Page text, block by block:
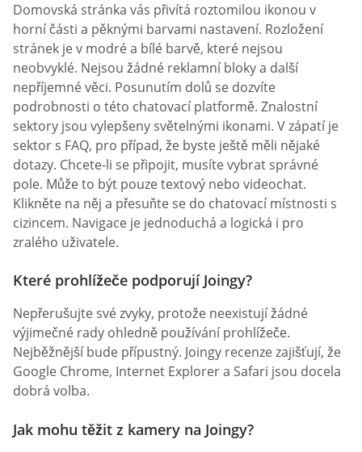
Domovská stránka vás přivítá roztomilou ikonou v
horní části a pěknými barvami nastavení. Rozložení
stránek je v modré a bílé barvě, které nejsou
neobvyklé. Nejsou žádné reklamní bloky a další
nepříjemné věci. Posunutím dolů se dozvíte
podrobnosti o této chatovací platformě. Znalostní
sektory jsou vylepšeny světelnými ikonami. V zápatí je
sektor s FAQ, pro případ, že byste ještě měli nějaké
dotazy. Chcete-li se připojit, musíte vybrat správné
pole. Může to být pouze textový nebo videochat.
Klikněte na něj a přesuňte se do chatovací místnosti s
cizincem. Navigace je jednoduchá a logická i pro
zralého uživatele.
Které prohlížeče podporují Joingy?
Nepřerušujte své zvyky, protože neexistují žádné
výjimečné rady ohledně používání prohlížeče.
Nejběžnější bude přípustný. Joingy recenze zajišťují, že
Google Chrome, Internet Explorer a Safari jsou docela
dobrá volba.
Jak mohu těžit z kamery na Joingy?